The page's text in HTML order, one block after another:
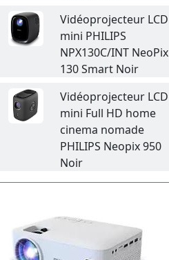
Vidéoprojecteur LCD
mini PHILIPS
NPX130C/INT NeoPix
130 Smart Noir
Vidéoprojecteur LCD
mini Full HD home
cinema nomade
PHILIPS Neopix 950
Noir